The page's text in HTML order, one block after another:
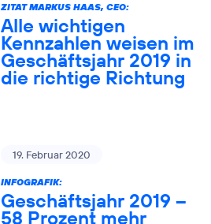
ZITAT MARKUS HAAS, CEO:
Alle wichtigen
Kennzahlen weisen im
Geschäftsjahr 2019 in
die richtige Richtung
19. Februar 2020
INFOGRAFIK:
Geschäftsjahr 2019 –
58 Prozent mehr